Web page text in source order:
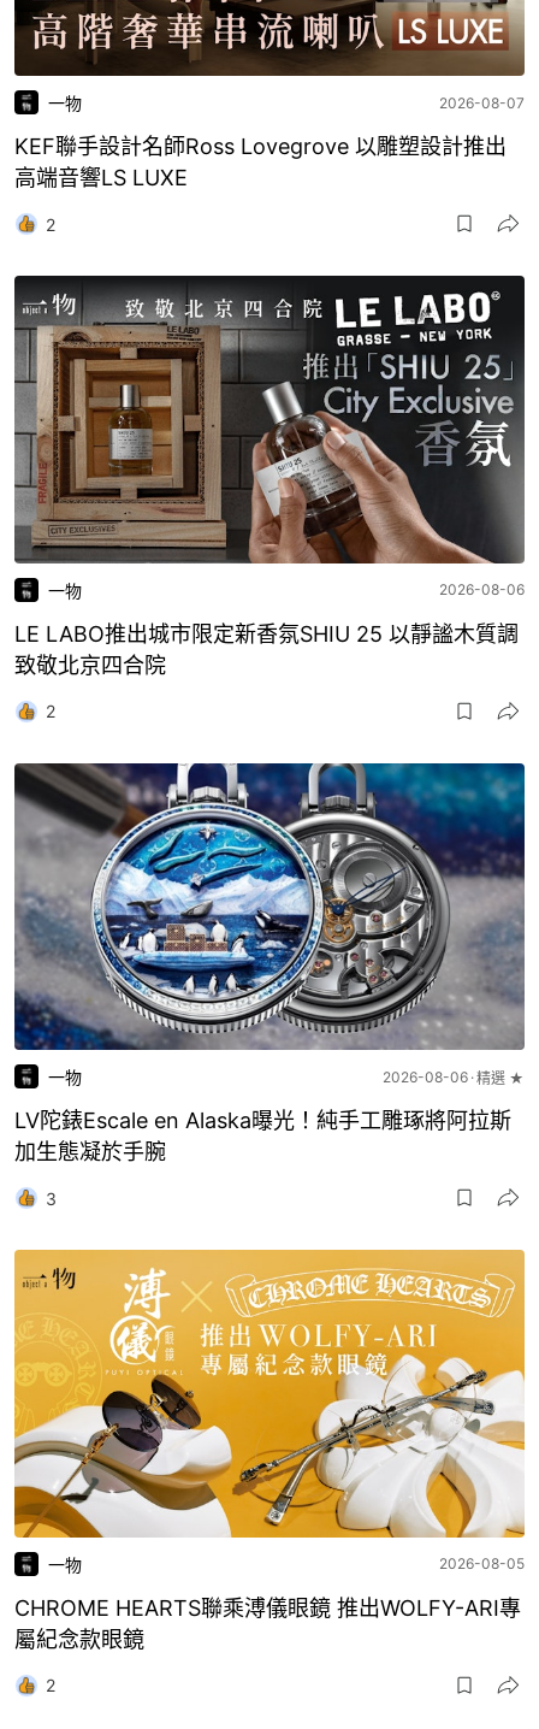
一物 2026-08-07
KEF聯手設計名師Ross Lovegrove 以雕塑設計推出
高端音響LS LUXE
2
一物 2026-08-06
LE LABO推出城市限定新香氛SHIU 25 以靜謐木質調
致敬北京四合院
2
一物 2026-08-06 精選 ★
LV陀錶Escale en Alaska曝光！純手工雕琢將阿拉斯
加生態凝於手腕
3
一物 2026-08-05
CHROME HEARTS聯乘溥儀眼鏡 推出WOLFY-ARI專
屬紀念款眼鏡
2